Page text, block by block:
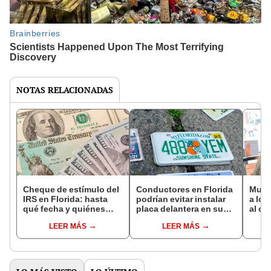
NOTAS RELACIONADAS
Cheque de estímulo del
IRS en Florida: hasta
qué fecha y quiénes
de 1.400 dólares
LEER MÁS
Conductores en Florida
podrían evitar instalar
placa delantera en sus
proyecto de ley
LEER MÁS
a los
al